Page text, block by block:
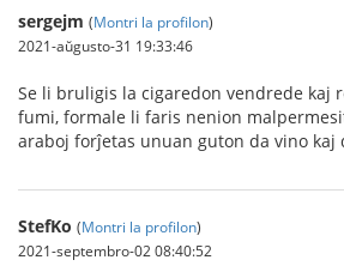
sergejm (Montri la profilon)
2021-aŭgusto-31 19:33:46
Se li bruligis la cigaredon vendrede kaj
fumi, formale li faris nenion
araboj forĵetas unuan guton da vino kaj
StefKo (Montri la profilon)
2021-septembro-02 08:40:52